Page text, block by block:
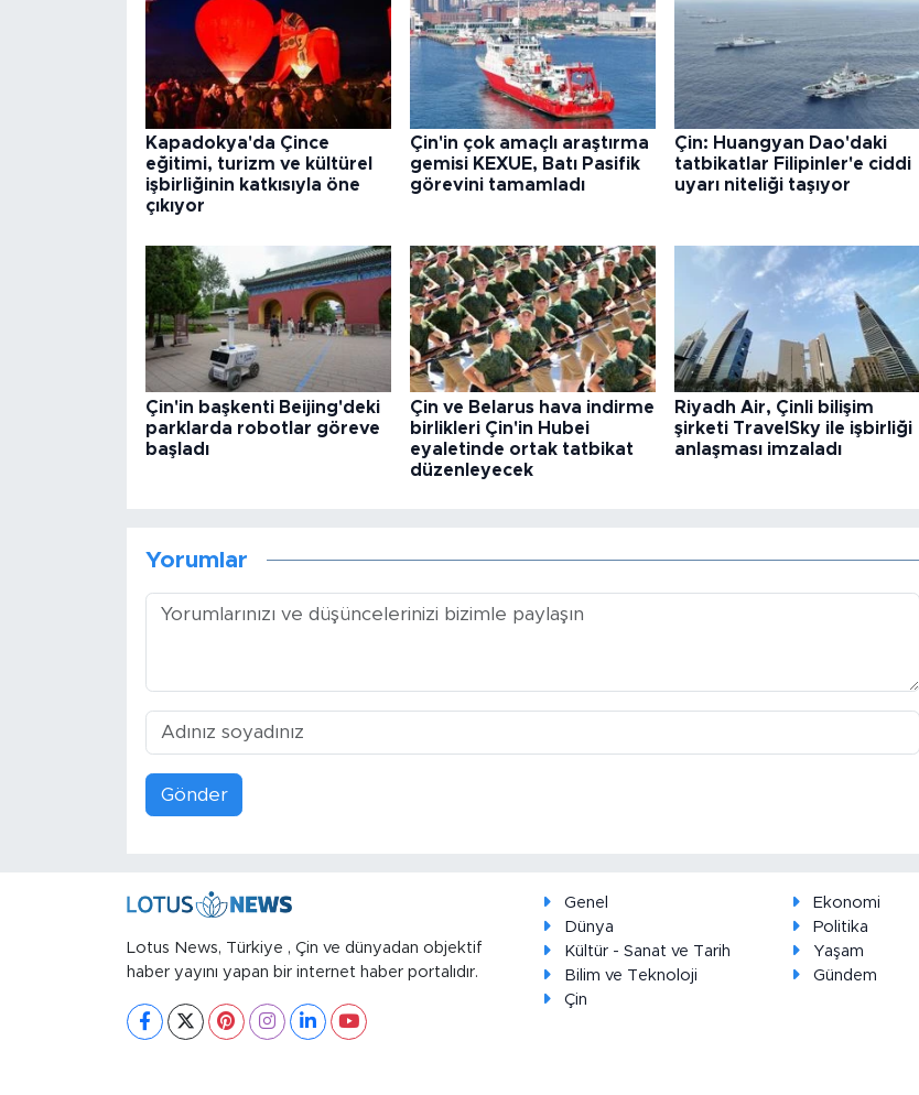
Kapadokya'da Çince
eğitimi, turizm ve kültürel
işbirliğinin katkısıyla öne
çıkıyor
Çin'in çok amaçlı araştırma
gemisi KEXUE, Batı Pasifik
görevini tamamladı
Çin: Huangyan Dao'daki
tatbikatlar Filipinler'e ciddi
uyarı niteliği taşıyor
Çin'in başkenti Beijing'deki
parklarda robotlar göreve
başladı
Çin ve Belarus hava indirme
birlikleri Çin'in Hubei
eyaletinde ortak tatbikat
düzenleyecek
Riyadh Air, Çinli bilişim
şirketi TravelSky ile işbirliği
anlaşması imzaladı
Yorumlar
Gönder
Lotus News, Türkiye , Çin ve dünyadan objektif
haber yayını yapan bir internet haber portalıdır.
Genel
Ekonomi
Dünya
Politika
Kültür - Sanat ve Tarih
Yaşam
Bilim ve Teknoloji
Gündem
Çin